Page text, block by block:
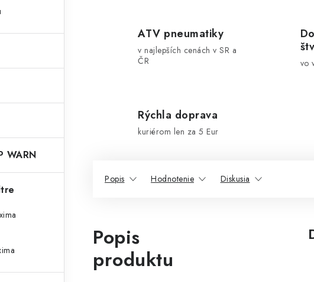
WARN
ATV pneumatiky
v najlepších cenách v SR a
ČR
vo
Rýchla doprava
kuriérom len za 5 Eur
Popis Hodnotenie Diskusia
Popis
produktu